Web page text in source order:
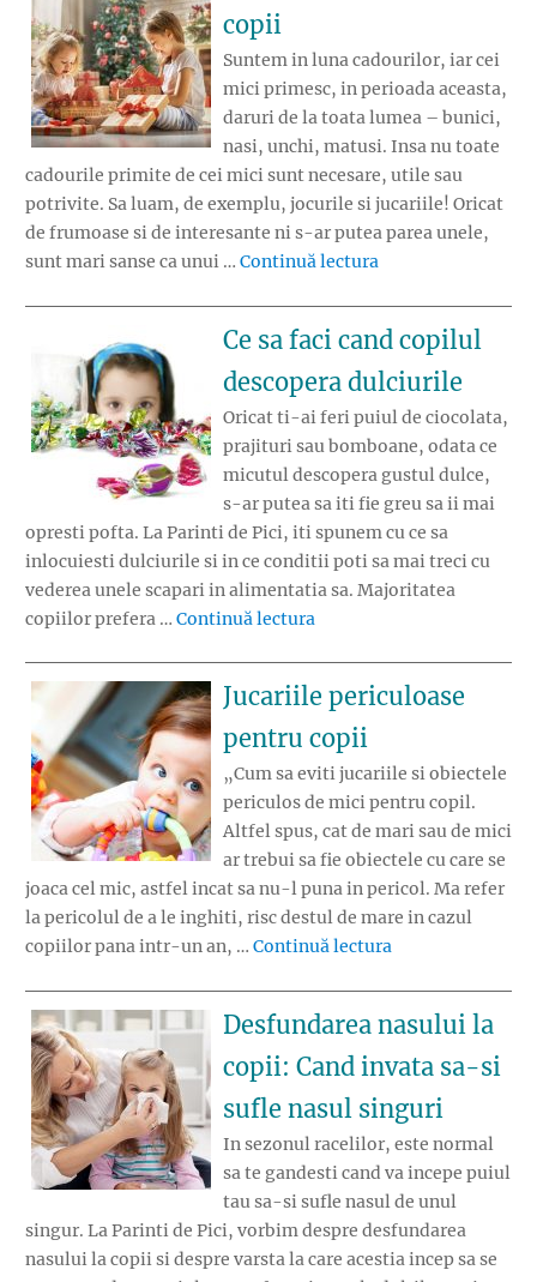
copii
Suntem in luna cadourilor, iar cei
mici primesc, in perioada aceasta,
daruri de la toata lumea – bunici,
nasi, unchi, matusi. Insa nu toate
cadourile primite de cei mici sunt necesare, utile sau
potrivite. Sa luam, de exemplu, jocurile si jucariile! Oricat
de frumoase si de interesante ni s-ar putea parea unele,
sunt mari sanse ca unui … Continuă lectura
Ce sa faci cand copilul
descopera dulciurile
Oricat ti-ai feri puiul de ciocolata,
prajituri sau bomboane, odata ce
micutul descopera gustul dulce,
s-ar putea sa iti fie greu sa ii mai
opresti pofta. La Parinti de Pici, iti spunem cu ce sa
inlocuiesti dulciurile si in ce conditii poti sa mai treci cu
vederea unele scapari in alimentatia sa. Majoritatea
copiilor prefera … Continuă lectura
Jucariile periculoase
pentru copii
„Cum sa eviti jucariile si obiectele
periculos de mici pentru copil.
Altfel spus, cat de mari sau de mici
ar trebui sa fie obiectele cu care se
joaca cel mic, astfel incat sa nu-l puna in pericol. Ma refer
la pericolul de a le inghiti, risc destul de mare in cazul
copiilor pana intr-un an, … Continuă lectura
Desfundarea nasului la
copii: Cand invata sa-si
sufle nasul singuri
In sezonul racelilor, este normal
sa te gandesti cand va incepe puiul
tau sa-si sufle nasul de unul
singur. La Parinti de Pici, vorbim despre desfundarea
nasului la copii si despre varsta la care acestia incep sa se